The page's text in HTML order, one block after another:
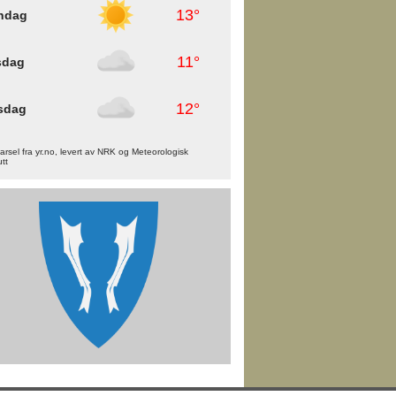
13°
11°
12°
fra yr.no, levert av NRK og Meteorologisk